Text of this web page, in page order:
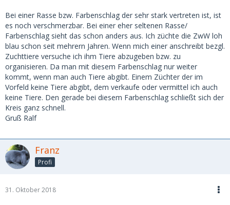
Bei einer Rasse bzw. Farbenschlag der sehr stark vertreten ist, ist
es noch verschmerzbar. Bei einer eher seltenen Rasse/
Farbenschlag sieht das schon anders aus. Ich züchte die ZwW loh
blau schon seit mehrern Jahren. Wenn mich einer anschreibt bezgl.
Zuchttiere versuche ich ihm Tiere abzugeben bzw. zu
organisieren. Da man mit diesem Farbenschlag nur weiter
kommt, wenn man auch Tiere abgibt. Einem Züchter der im
Vorfeld keine Tiere abgibt, dem verkaufe oder vermittel ich auch
keine Tiere. Den gerade bei diesem Farbenschlag schließt sich der
Kreis ganz schnell.
Gruß Ralf
Franz
Profi
31. Oktober 2018